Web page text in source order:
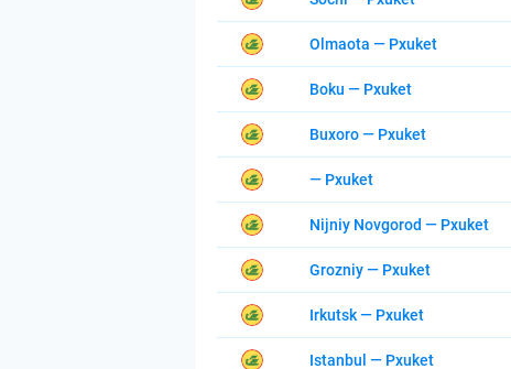
Olmaota — Pxuket
Boku — Pxuket
Buxoro — Pxuket
— Pxuket
Nijniy Novgorod — Pxuket
Grozniy — Pxuket
Irkutsk — Pxuket
Istanbul — Pxuket